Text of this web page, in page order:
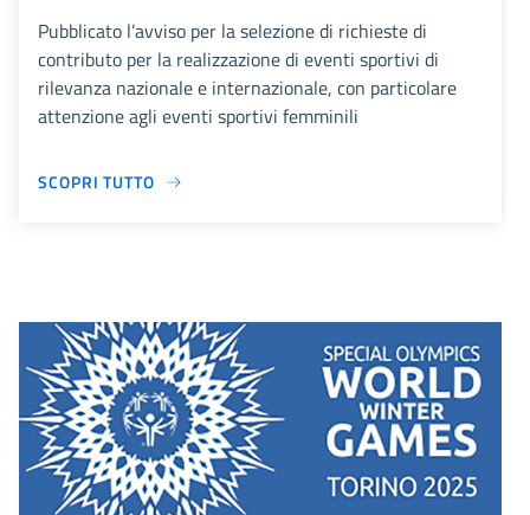
Pubblicato l’avviso per la selezione di richieste di
contributo per la realizzazione di eventi sportivi di
rilevanza nazionale e internazionale, con particolare
attenzione agli eventi sportivi femminili
SCOPRI TUTTO